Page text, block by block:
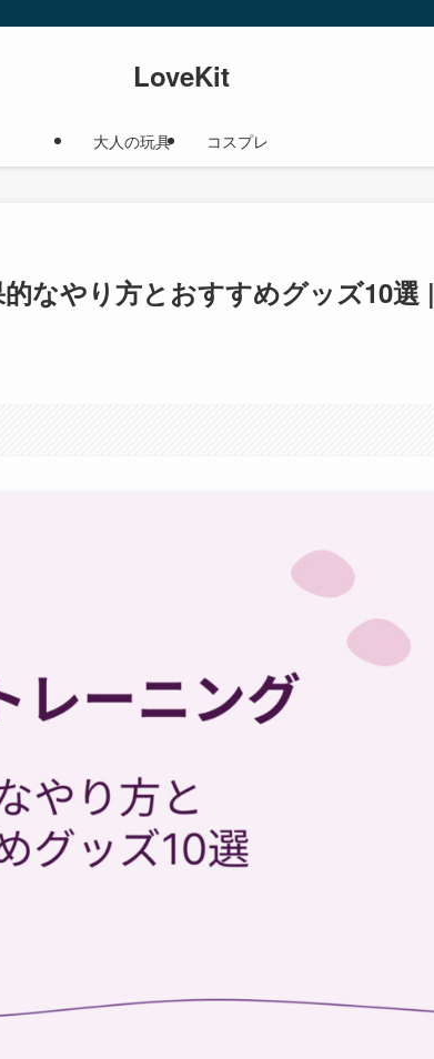
LoveKit
大人の玩具 コスプレ
なやり方とおすすめグッズ10選 |